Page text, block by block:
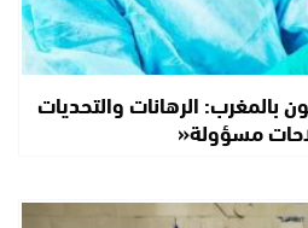
الرهانات والتحديات
مسؤولة«